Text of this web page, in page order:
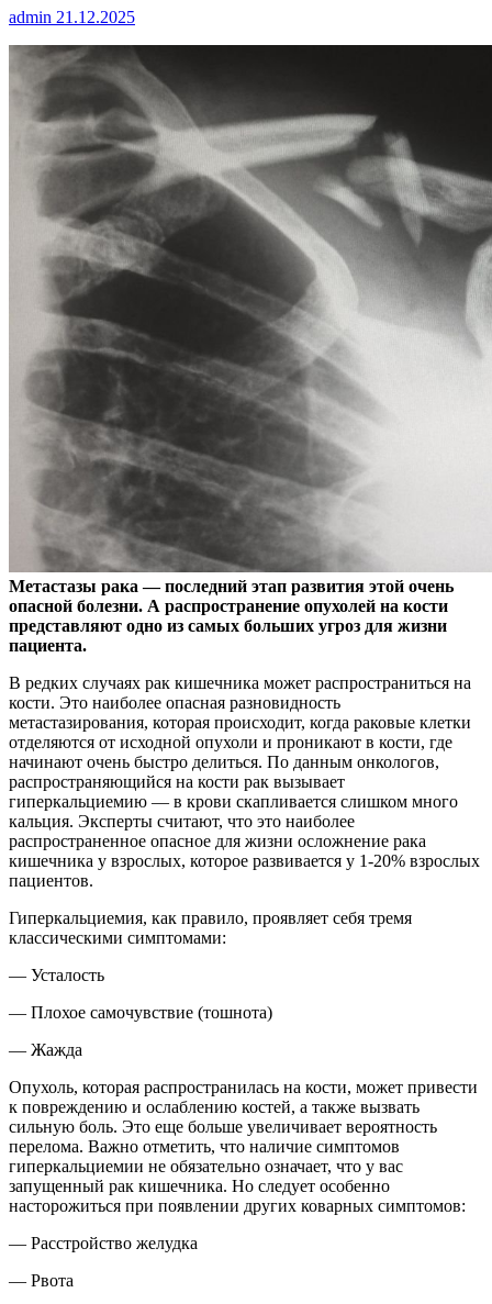
admin 21.12.2025
Метастазы рака — последний этап развития этой очень
опасной болезни. А распространение опухолей на кости
представляют одно из самых больших угроз для жизни
пациента.
В редких случаях рак кишечника может распространиться на
кости. Это наиболее опасная разновидность
метастазирования, которая происходит, когда раковые клетки
отделяются от исходной опухоли и проникают в кости, где
начинают очень быстро делиться. По данным онкологов,
распространяющийся на кости рак вызывает
гиперкальциемию — в крови скапливается слишком много
кальция. Эксперты считают, что это наиболее
распространенное опасное для жизни осложнение рака
кишечника у взрослых, которое развивается у 1-20% взрослых
пациентов.
Гиперкальциемия, как правило, проявляет себя тремя
классическими симптомами:
— Усталость
— Плохое самочувствие (тошнота)
— Жажда
Опухоль, которая распространилась на кости, может привести
к повреждению и ослаблению костей, а также вызвать
сильную боль. Это еще больше увеличивает вероятность
перелома. Важно отметить, что наличие симптомов
гиперкальциемии не обязательно означает, что у вас
запущенный рак кишечника. Но следует особенно
насторожиться при появлении других коварных симптомов:
— Расстройство желудка
— Рвота